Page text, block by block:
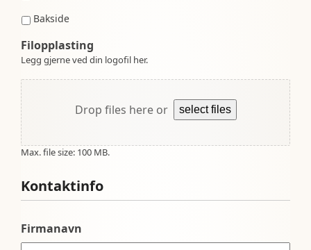
Bakside
Filopplasting
Legg gjerne ved din logofil her.
Drop files here or select files
Max. file size: 100 MB.
Kontaktinfo
Firmanavn